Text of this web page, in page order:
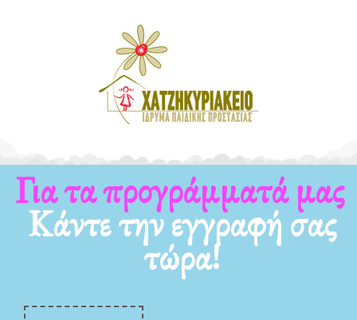
Για τα προγράμματά μας
Κάντε την εγγραφή σας
τώρα!